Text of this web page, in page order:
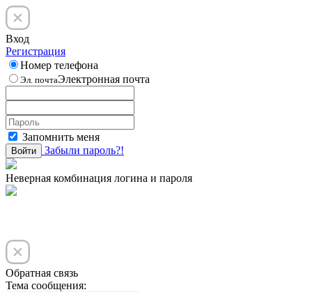
Вход
Регистрация
Номер телефона
Эл. почтаЭлектронная почта
Запомнить меня
Войти Забыли пароль?!
Неверная комбинация логина и пароля
Обратная связь
Тема сообщения: